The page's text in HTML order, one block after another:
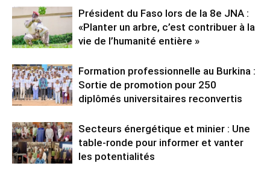
Président du Faso lors de la 8e JNA :
«Planter un arbre, c’est contribuer à la
vie de l’humanité entière »
Formation professionnelle au Burkina :
Sortie de promotion pour 250
diplômés universitaires reconvertis
Secteurs énergétique et minier : Une
table-ronde pour informer et vanter
les potentialités